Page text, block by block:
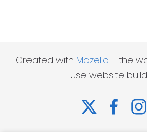
Created with Mozello - the
use website